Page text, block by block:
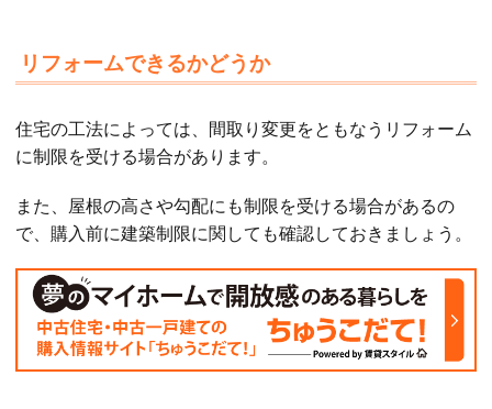
リフォームできるかどうか
住宅の工法によっては、間取り変更をともなうリフォーム
に制限を受ける場合があります。
また、屋根の高さや勾配にも制限を受ける場合があるの
で、購入前に建築制限に関しても確認しておきましょう。